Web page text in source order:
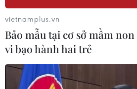
vietnamplus.vn
Bảo mẫu tại cơ sở mầm
vi bạo hành hai trẻ